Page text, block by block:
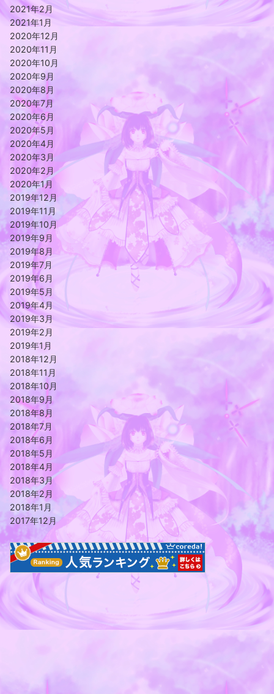
2021年2月
2021年1月
2020年12月
2020年11月
2020年10月
2020年9月
2020年8月
2020年7月
2020年6月
2020年5月
2020年4月
2020年3月
2020年2月
2020年1月
2019年12月
2019年11月
2019年10月
2019年9月
2019年8月
2019年7月
2019年6月
2019年5月
2019年4月
2019年3月
2019年2月
2019年1月
2018年12月
2018年11月
2018年10月
2018年9月
2018年8月
2018年7月
2018年6月
2018年5月
2018年4月
2018年3月
2018年2月
2018年1月
2017年12月